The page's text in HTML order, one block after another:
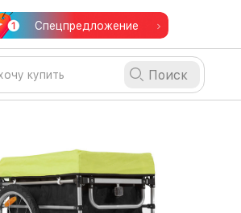
Спецпредложение
Поиск